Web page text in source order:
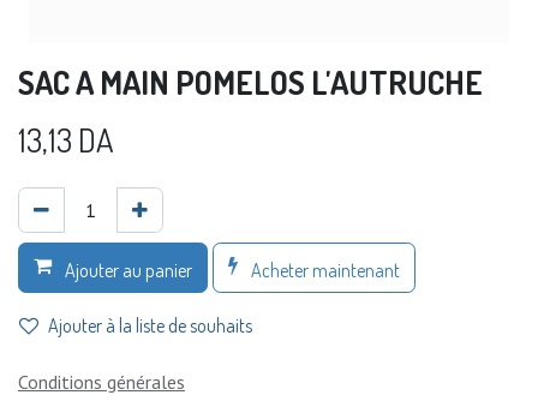
SAC A MAIN POMELOS L'AUTRUCHE
13,13 DA
Ajouter au panier Acheter maintenant
Ajouter à la liste de souhaits
Conditions générales